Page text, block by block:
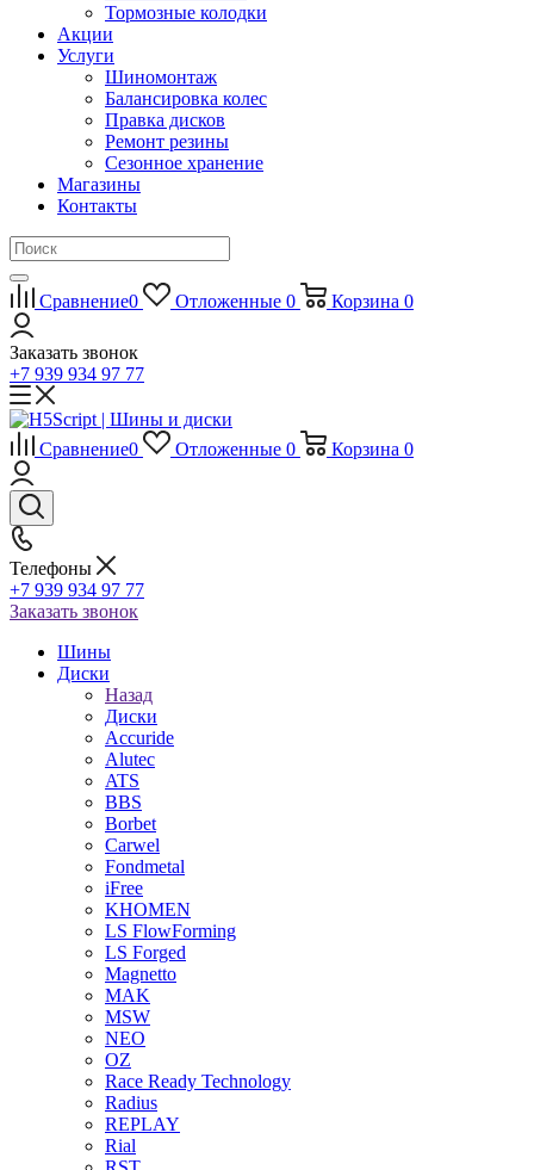
Тормозные колодки
Акции
Услуги
Шиномонтаж
Балансировка колес
Правка дисков
Ремонт резины
Сезонное хранение
Магазины
Контакты
Сравнение0 Отложенные 0 Корзина 0
Заказать звонок
+7 939 934 97 77
Сравнение0 Отложенные 0 Корзина 0
Телефоны
+7 939 934 97 77
Заказать звонок
Шины
Диски
Назад
Диски
Accuride
Alutec
ATS
BBS
Borbet
Carwel
Fondmetal
iFree
KHOMEN
LS FlowForming
LS Forged
Magnetto
MAK
MSW
NEO
OZ
Race Ready Technology
Radius
REPLAY
Rial